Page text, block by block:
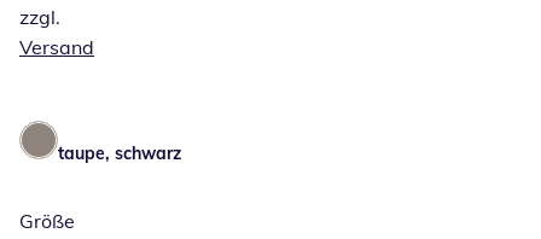
zzgl.
Versand
taupe, schwarz
Größe